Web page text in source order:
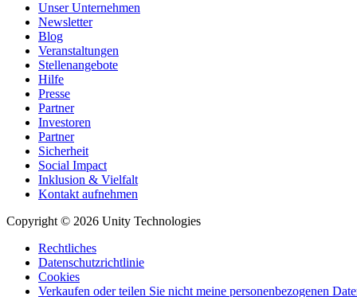
Unser Unternehmen
Newsletter
Blog
Veranstaltungen
Stellenangebote
Hilfe
Presse
Partner
Investoren
Partner
Sicherheit
Social Impact
Inklusion & Vielfalt
Kontakt aufnehmen
Copyright © 2026 Unity Technologies
Rechtliches
Datenschutzrichtlinie
Cookies
Verkaufen oder teilen Sie nicht meine personenbezogenen